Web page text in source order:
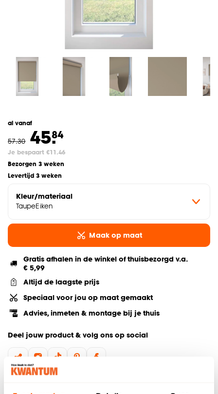
al vanaf
57.30 45.84
Je bespaart €11.46
Bezorgen 3 weken
Levertijd 3 weken
Kleur/materiaal
TaupeEiken
Maak op maat
Gratis afhalen in de winkel of thuisbezorgd v.a.
€ 5,99
Altijd de laagste prijs
Speciaal voor jou op maat gemaakt
Advies, inmeten & montage bij je thuis
Deel jouw product & volg ons op social